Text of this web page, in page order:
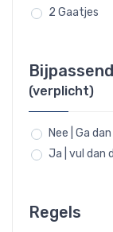
2 Gaatjes
(verplicht)
Nee | Ga
Ja | vul dan
Regels